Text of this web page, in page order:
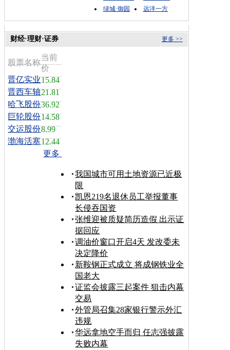
绿城·御园
远洋一方
更多 >>
财经·理财·证券
股票名称
当前
价
晋亿实业15.84
晋西车轴21.81
哈飞股份36.92
巨轮股份14.58
交运股份8.99
渤海活塞12.44
更多
我国城市可用土地资源已近极
限
凯恩219名退休员工举报董事
长侵吞国资
张维迎被质疑简历造假 出示证
据回应
调油价窗口开启4天 发改委未
决定降价
新鞍钢正式成立 将成钢铁业全
国老大
证监会披露三起案件 狙击内幕
交易
外管局召集28家银行警示外汇
违规
华远拿地空手而归 任志强披露
失败内幕